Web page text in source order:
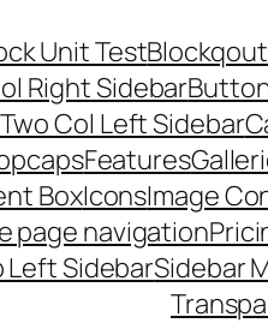
Unit Test
Right Sidebar
Col Left Sidebar
Features
BoxIconsImage
page navigation
Left SidebarSidebar